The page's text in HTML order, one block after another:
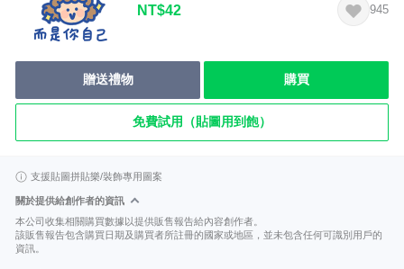
NT$42 945
贈送禮物 購買
免費試用（貼圖用到飽）
支援貼圖拼貼樂/裝飾專用圖案
關於提供給創作者的資訊
本公司收集相關購買數據以提供販售報告給內容創作者。
該販售報告包含購買日期及購買者所註冊的國家或地區，並未包含任何可識別用戶的
資訊。